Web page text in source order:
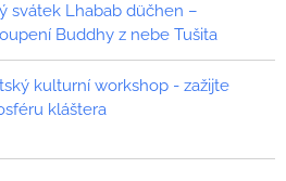
svátek Lhabab düčhen –
Buddhy z nebe Tušita
kulturní workshop - zažijte
kláštera